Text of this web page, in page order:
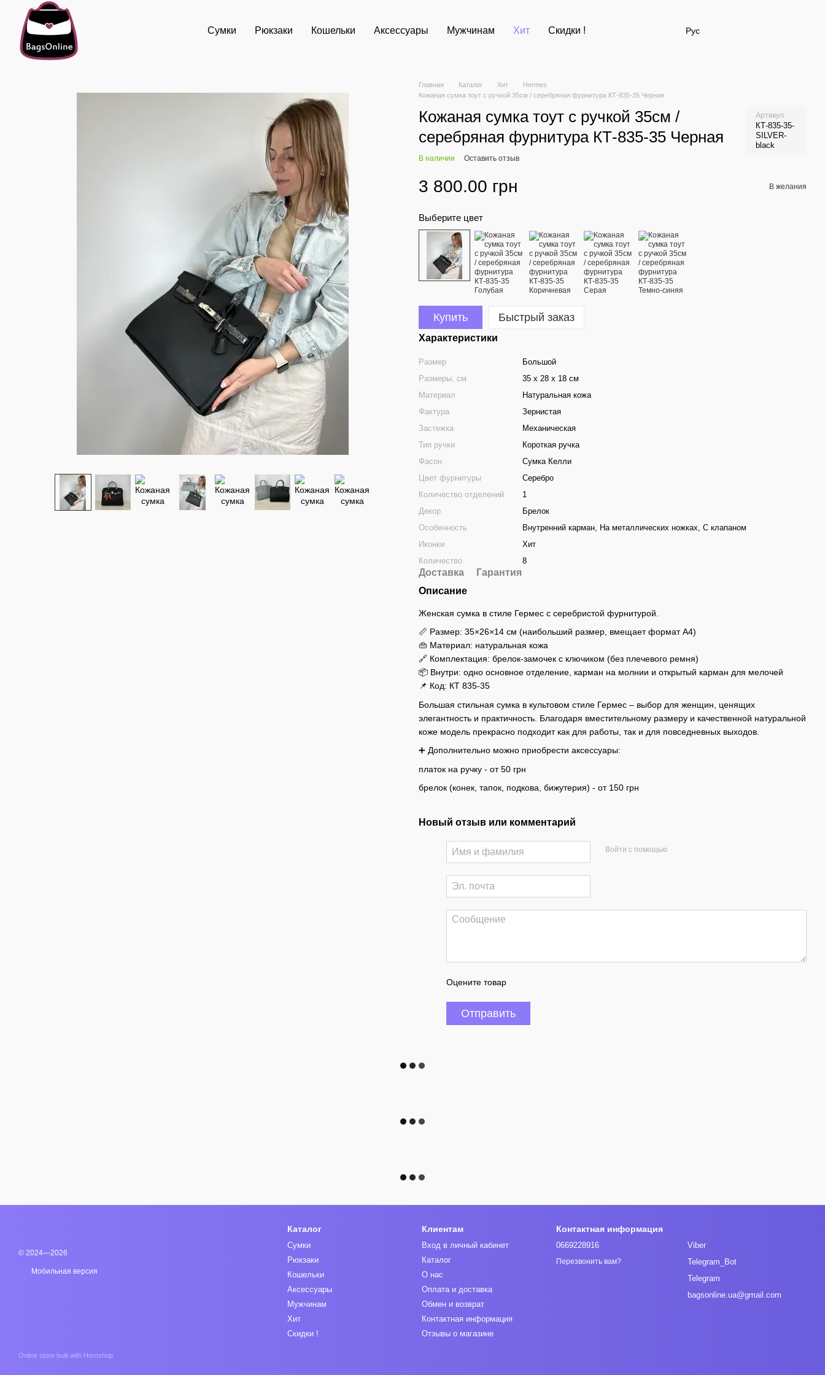
Перейти к основному контенту
Сумки Рюкзаки Кошельки Аксессуары Мужчинам Хит Скидки ! Рус
Главная Каталог Хит
Hermes
Кожаная сумка тоут с ручкой 35см / серебряная фурнитура КТ-835-35 Черная
Кожаная сумка тоут с ручкой 35см /
серебряная фурнитура КТ-835-35 Черная
Артикул
КТ-835-35-
SILVER-
black
В наличии Оставить отзыв
3 800.00 грн В желания
Выберите цвет
Купить Быстрый заказ
Характеристики
Размер
Большой
Размеры, см
35 х 28 х 18 см
Материал
Натуральная кожа
Фактура
Зернистая
Застежка
Механическая
Тип ручки
Короткая ручка
Фасон
Сумка Келли
Цвет фурнитуры
Серебро
Количество отделений
1
Декор
Брелок
Особенность
Внутренний карман, На металлических ножках, С клапаном
Иконки
Хит
Количество
8
Доставка
Гарантия
Описание
Женская сумка в стиле Гермес с серебристой фурнитурой.
📏 Размер: 35×26×14 см (наибольший размер, вмещает формат А4)
👜 Материал: натуральная кожа
🔗 Комплектация: брелок-замочек с ключиком (без плечевого ремня)
📦 Внутри: одно основное отделение, карман на молнии и открытый карман для мелочей
📌 Код: КТ 835-35
Большая стильная сумка в культовом стиле Гермес – выбор для женщин, ценящих
элегантность и практичность. Благодаря вместительному размеру и качественной натуральной
коже модель прекрасно подходит как для работы, так и для повседневных выходов.
➕ Дополнительно можно приобрести аксессуары:
платок на ручку - от 50 грн
брелок (конек, тапок, подкова, бижутерия) - от 150 грн
Новый отзыв или комментарий
Войти с помощью
Оцените товар
Отправить
© 2024—2026
Мобильная версия
Online store built with Horoshop
Каталог
Сумки
Рюкзаки
Кошельки
Аксессуары
Мужчинам
Хит
Скидки !
Клиентам
Вход в личный кабинет
Каталог
О нас
Оплата и доставка
Обмен и возврат
Контактная информация
Отзывы о магазине
Контактная информация
0669228916
Перезвонить вам?
Viber
Telegram_Bot
Telegram
bagsonline.ua@gmail.com